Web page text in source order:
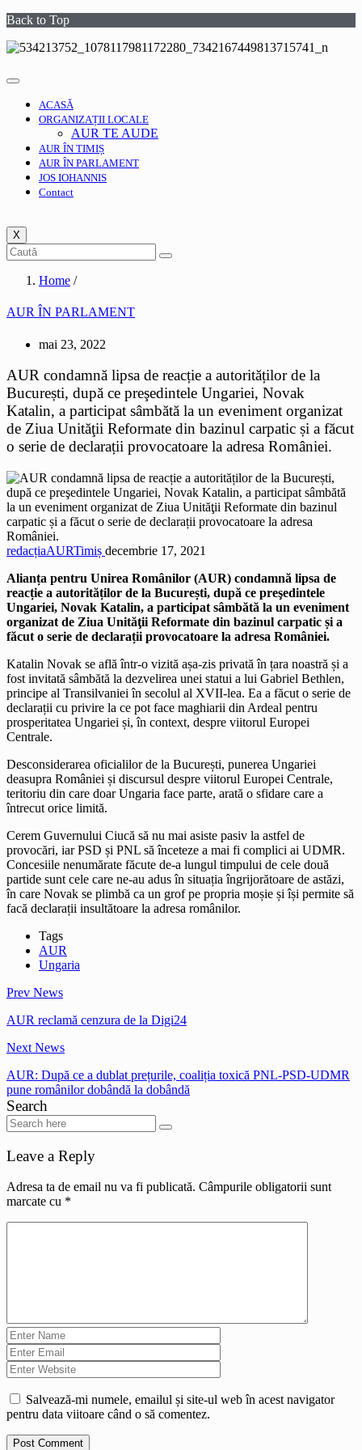
Back to Top
ACASĂ
ORGANIZAȚII LOCALE
AUR TE AUDE
AUR ÎN TIMIȘ
AUR ÎN PARLAMENT
JOS IOHANNIS
Contact
X
Home /
AUR ÎN PARLAMENT
mai 23, 2022
AUR condamnă lipsa de reacție a autorităților de la
București, după ce preşedintele Ungariei, Novak
Katalin, a participat sâmbătă la un eveniment organizat
de Ziua Unităţii Reformate din bazinul carpatic și a făcut
o serie de declarații provocatoare la adresa României.
redacțiaAURTimiș decembrie 17, 2021
Alianța pentru Unirea Românilor (AUR) condamnă lipsa de
reacție a autorităților de la București, după ce preşedintele
Ungariei, Novak Katalin, a participat sâmbătă la un eveniment
organizat de Ziua Unităţii Reformate din bazinul carpatic și a
făcut o serie de declarații provocatoare la adresa României.
Katalin Novak se află într-o vizită așa-zis privată în țara noastră și a
fost invitată sâmbătă la dezvelirea unei statui a lui Gabriel Bethlen,
principe al Transilvaniei în secolul al XVII-lea. Ea a făcut o serie de
declarații cu privire la ce pot face maghiarii din Ardeal pentru
prosperitatea Ungariei și, în context, despre viitorul Europei
Centrale.
Desconsiderarea oficialilor de la București, punerea Ungariei
deasupra României și discursul despre viitorul Europei Centrale,
teritoriu din care doar Ungaria face parte, arată o sfidare care a
întrecut orice limită.
Cerem Guvernului Ciucă să nu mai asiste pasiv la astfel de
provocări, iar PSD și PNL să înceteze a mai fi complici ai UDMR.
Concesiile nenumărate făcute de-a lungul timpului de cele două
partide sunt cele care ne-au adus în situația îngrijorătoare de astăzi,
în care Novak se plimbă ca un grof pe propria moșie și își permite să
facă declarații insultătoare la adresa românilor.
Tags
AUR
Ungaria
Prev News
AUR reclamă cenzura de la Digi24
Next News
AUR: După ce a dublat prețurile, coaliția toxică PNL-PSD-UDMR
pune românilor dobândă la dobândă
Search
Leave a Reply
Adresa ta de email nu va fi publicată. Câmpurile obligatorii sunt
marcate cu *
Salvează-mi numele, emailul și site-ul web în acest navigator
pentru data viitoare când o să comentez.